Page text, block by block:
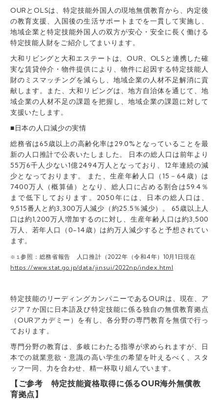
OURとOLSは、特定技能外国人の現地無償教育から、内定後
の教育支援、入国後の生活サポートまでを一貫して実施し、
地域企業と特定技能外国人の双方が安心・安全に長く働ける
特定技能人財をご紹介してまいります。
大和リビングと大和エステートは、OUR、OLSと連携した確
実な賃貸仲介・物件提供により、物件に起因する特定技能人
財のミスマッチングを減らし、地域企業の人材不足解消に貢
献します。また、大和リビングは、地方自治体を通じて、地
域企業の人材不足の課題を把握し、地域企業の課題に対して
支援いたします。
■日本の人口減少の実情
総務省は65歳以上の高齢化率は29.0%となっていることを最
新の人口推計で公表いたしました。 日本の総人口は前年より
55万6千人少ない1億2494万人となっており、12年連続の減
少となっております。 また、生産年齢人口（15－64歳）は
7400万人（概算値）となり、総人口に占める割合は59.4％
まで低下しております。2050年には、日本の総人口は、
9,515番人と約3,300万人減少（約25.5％減少）。 65歳以上人
口は約1,200万人増加するのに対し、生産年齢人口は約3,500
万人、若年人口（0-14歳）は約万人減少すると予想されてい
ます。
※１参照：総務省報告 人口推計（2022年（令和4年）10月1日現在
https://www.stat.go.jp/data/jinsui/2022np/index.html
特定技能のリーディングカンパニーであるOURは、現在、ア
ジア７か国に日本語及び特定技能に係る独自の無償教育拠点
（OURアカデミー）を有し、各分野の専門教育を無償で行っ
ております。
専門分野の教育は、多岐にわたる指導が求められますが、日
本での就業意欲・意識の高い学生の希望を叶えるべく、スタ
ッフ一同、力を合わせ、精一杯取り組んでいます。
【ご参考 特定技能資格取得に係るOUR海外無償教
育拠点】